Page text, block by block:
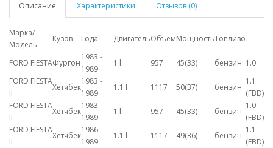
Описание Характеристики Отзывов (0)
Марка/
Модель
Кузов Года ДвигательОбъемМощностьТопливо
FORD FIESTAФургон
1983 -
1989
1 l 957 45(33) бензин 1.0
FORD FIESTA
II
Хетчбек
1983 -
1989
1.1 l 1117 50(37) бензин
1.1
(FBD)
FORD FIESTA
II
Хетчбек
1983 -
1989
1 l 957 45(33) бензин
1.0
(FBD)
FORD FIESTA
II
Хетчбек
1986 -
1989
1.1 l 1117 49(36) бензин
1.1
(FBD)